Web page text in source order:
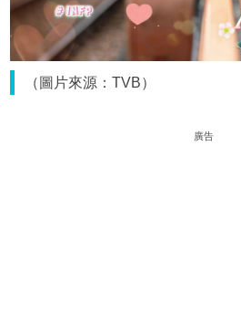
（圖片來源：TVB）
廣告